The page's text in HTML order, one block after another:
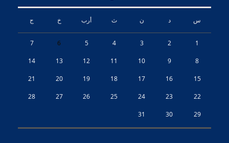
س د ن ث أرب خ ج
1
2
3
4
5
6
7
8
9
10
11
12
13
14
15
16
17
18
19
20
21
22
23
24
25
26
27
28
29
30
31